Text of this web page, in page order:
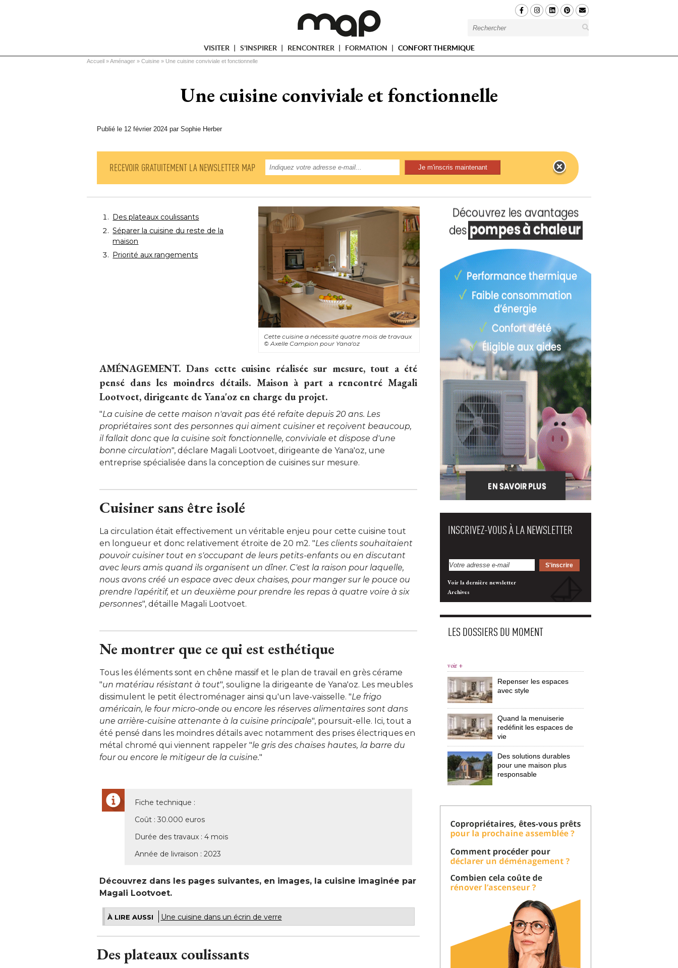
VISITER S'INSPIRER RENCONTRER FORMATION CONFORT THERMIQUE
Vous êtes ici
Accueil » Aménager » Cuisine » Une cuisine conviviale et fonctionnelle
Une cuisine conviviale et fonctionnelle
Publié le 12 février 2024 par Sophie Herber
RECEVOIR GRATUITEMENT LA NEWSLETTER MAP
Cette cuisine a nécessité quatre mois de travaux
© Axelle Campion pour Yana'oz
Des plateaux coulissants
Séparer la cuisine du reste de la
maison
Priorité aux rangements
AMÉNAGEMENT. Dans cette cuisine réalisée sur mesure, tout a été
pensé dans les moindres détails. Maison à part a rencontré Magali
Lootvoet, dirigeante de Yana'oz en charge du projet.
"La cuisine de cette maison n'avait pas été refaite depuis 20 ans. Les
propriétaires sont des personnes qui aiment cuisiner et reçoivent beaucoup,
il fallait donc que la cuisine soit fonctionnelle, conviviale et dispose d'une
bonne circulation", déclare Magali Lootvoet, dirigeante de Yana'oz, une
entreprise spécialisée dans la conception de cuisines sur mesure.
Cuisiner sans être isolé
La circulation était effectivement un véritable enjeu pour cette cuisine tout
en longueur et donc relativement étroite de 20 m2. "Les clients souhaitaient
pouvoir cuisiner tout en s'occupant de leurs petits-enfants ou en discutant
avec leurs amis quand ils organisent un dîner. C'est la raison pour laquelle,
nous avons créé un espace avec deux chaises, pour manger sur le pouce ou
prendre l'apéritif, et un deuxième pour prendre les repas à quatre voire à six
personnes", détaille Magali Lootvoet.
Ne montrer que ce qui est esthétique
Tous les éléments sont en chêne massif et le plan de travail en grès cérame
"un matériau résistant à tout", souligne la dirigeante de Yana'oz. Les meubles
dissimulent le petit électroménager ainsi qu'un lave-vaisselle. "Le frigo
américain, le four micro-onde ou encore les réserves alimentaires sont dans
une arrière-cuisine attenante à la cuisine principale", poursuit-elle. Ici, tout a
été pensé dans les moindres détails avec notamment des prises électriques en
métal chromé qui viennent rappeler "le gris des chaises hautes, la barre du
four ou encore le mitigeur de la cuisine."
Fiche technique :
Coût : 30.000 euros
Durée des travaux : 4 mois
Année de livraison : 2023
Découvrez dans les pages suivantes, en images, la cuisine imaginée par
Magali Lootvoet.
À LIRE AUSSI Une cuisine dans un écrin de verre
Des plateaux coulissants
INSCRIVEZ-VOUS À LA NEWSLETTER
Voir la dernière newsletter
Archives
LES DOSSIERS DU MOMENT
voir +
Repenser les espaces
avec style
Quand la menuiserie
redéfinit les espaces de
vie
Des solutions durables
pour une maison plus
responsable